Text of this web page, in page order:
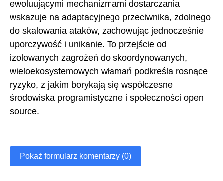
ewoluującymi mechanizmami dostarczania
wskazuje na adaptacyjnego przeciwnika, zdolnego
do skalowania ataków, zachowując jednocześnie
uporczywość i unikanie. To przejście od
izolowanych zagrożeń do skoordynowanych,
wieloekosystemowych włamań podkreśla rosnące
ryzyko, z jakim borykają się współczesne
środowiska programistyczne i społeczności open
source.
Pokaż formularz komentarzy (0)